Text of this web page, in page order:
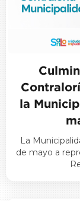
la
La
de mayo a